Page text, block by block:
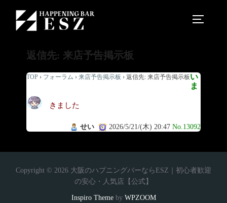
返信先: 来店予告掲示板
TOP › フォーラム › 来店予告掲示板 › 返信先: 来店予告掲示板い
ま
きました
せい 2026/5/21/(木) 20:47 No.13092
Copyright © 2026 大阪のハプニングバーならESZ｜初心者歓迎
の安心・人気店【公式】
Inspiro Themeby WPZOOM